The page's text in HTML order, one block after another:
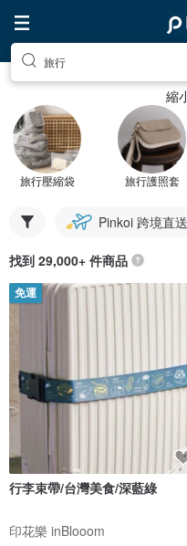
旅行
縮
旅行壓縮袋 旅行護照套
Pinkoi 跨境直送
找到 29,000+ 件商品
免運
行李束帶/台灣美食/深藍綠
印花樂 inBlooom